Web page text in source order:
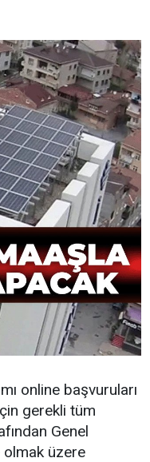
online başvuruları
gerekli tüm
Genel
üzere